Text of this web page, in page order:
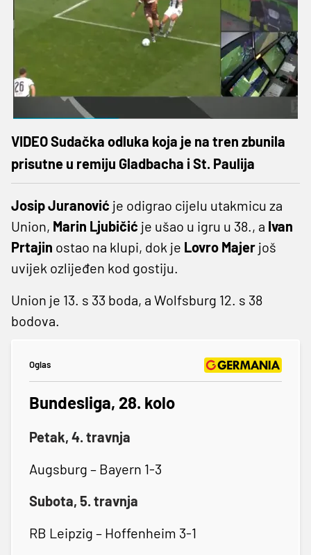
VIDEO Sudačka odluka koja je na tren zbunila
prisutne u remiju Gladbacha i St. Paulija
Josip Juranović je odigrao cijelu utakmicu za
Union, Marin Ljubičić je ušao u igru u 38., a Ivan
Prtajin ostao na klupi, dok je Lovro Majer još
uvijek ozlijeđen kod gostiju.
Union je 13. s 33 boda, a Wolfsburg 12. s 38
bodova.
Oglas
Bundesliga, 28. kolo
Petak, 4. travnja
Augsburg – Bayern 1-3
Subota, 5. travnja
RB Leipzig – Hoffenheim 3-1